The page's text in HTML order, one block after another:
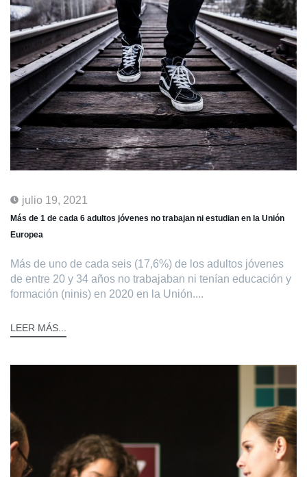
julio 19, 2021
Más de 1 de cada 6 adultos jóvenes no trabajan ni estudian en la Unión
Europea
Más de uno de cada seis (17,6%) de los adultos jóvenes
de entre 20 y 34 años no trabajaban ni tenían educación y
formación (ninis) en 2020 en la Unión....
LEER MÁS...